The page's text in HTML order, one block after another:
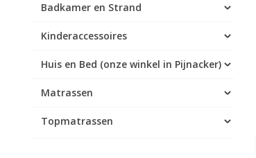
Badkamer en Strand
Kinderaccessoires
Huis en Bed (onze winkel in Pijnacker)
Matrassen
Topmatrassen